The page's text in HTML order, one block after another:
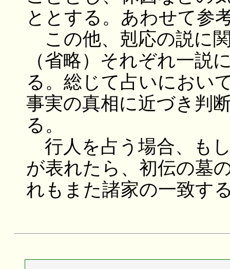
ととする。あわせて参
この他、剋応の説に
（省略）それぞれ一説
る。総じて占いにおい
事実の真相に近づき判
る。
行人を占う場合、も
が表れたら、初伝の墓
れもまた諸家の一致す